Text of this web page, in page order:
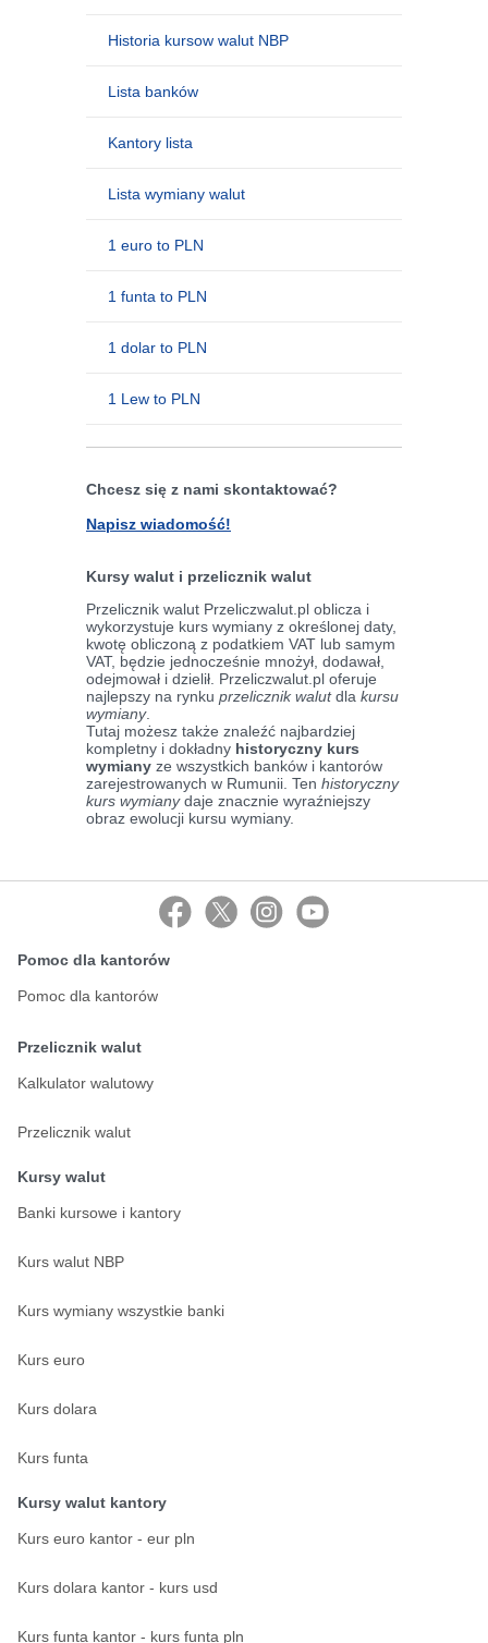
Historia kursow walut NBP
Lista banków
Kantory lista
Lista wymiany walut
1 euro to PLN
1 funta to PLN
1 dolar to PLN
1 Lew to PLN
Chcesz się z nami skontaktować?
Napisz wiadomość!
Kursy walut i przelicznik walut
Przelicznik walut Przeliczwalut.pl oblicza i
wykorzystuje kurs wymiany z określonej daty,
kwotę obliczoną z podatkiem VAT lub samym
VAT, będzie jednocześnie mnożył, dodawał,
odejmował i dzielił. Przeliczwalut.pl oferuje
najlepszy na rynku przelicznik walutdla kursu
wymiany.
Tutaj możesz także znaleźć najbardziej
kompletny i dokładny historyczny kurs
wymiany ze wszystkich banków i kantorów
zarejestrowanych w Rumunii. Ten historyczny
kurs wymianydaje znacznie wyraźniejszy
obraz ewolucji kursu wymiany.
Pomoc dla kantorów
Pomoc dla kantorów
Przelicznik walut
Kalkulator walutowy
Przelicznik walut
Kursy walut
Banki kursowe i kantory
Kurs walut NBP
Kurs wymiany wszystkie banki
Kurs euro
Kurs dolara
Kurs funta
Kursy walut kantory
Kurs euro kantor - eur pln
Kurs dolara kantor - kurs usd
Kurs funta kantor - kurs funta pln